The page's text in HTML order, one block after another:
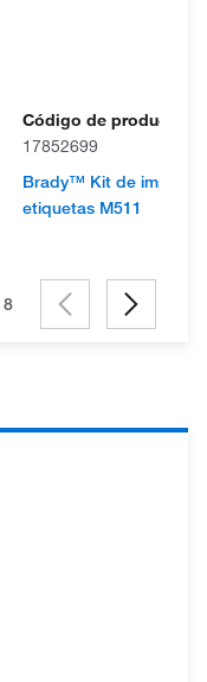
Código de producto
17852699
Brady™ Kit de
etiquetas M511
8